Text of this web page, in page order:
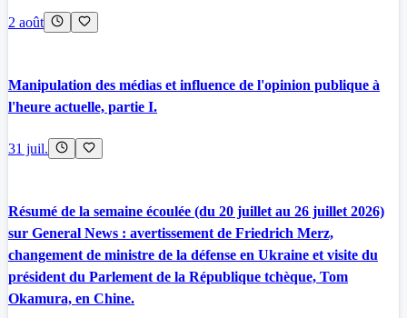
2 août
Manipulation des médias et influence de l'opinion publique à
l'heure actuelle, partie I.
31 juil.
Résumé de la semaine écoulée (du 20 juillet au 26 juillet 2026)
sur General News : avertissement de Friedrich Merz,
changement de ministre de la défense en Ukraine et visite du
président du Parlement de la République tchèque, Tom
Okamura, en Chine.